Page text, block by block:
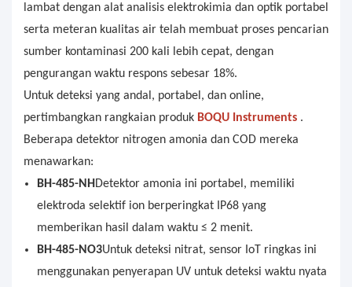
lambat dengan alat analisis elektrokimia dan optik portabel
serta meteran kualitas air telah membuat proses pencarian
sumber kontaminasi 200 kali lebih cepat, dengan
pengurangan waktu respons sebesar 18%.
Untuk deteksi yang andal, portabel, dan online,
pertimbangkan rangkaian produk BOQU Instruments .
Beberapa detektor nitrogen amonia dan COD mereka
menawarkan:
BH-485-NHDetektor amonia ini portabel, memiliki
elektroda selektif ion berperingkat IP68 yang
memberikan hasil dalam waktu ≤ 2 menit.
BH-485-NO3Untuk deteksi nitrat, sensor IoT ringkas ini
menggunakan penyerapan UV untuk deteksi waktu nyata